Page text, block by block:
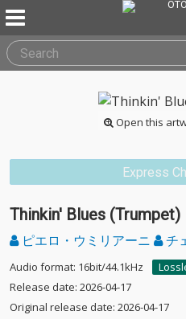
Open this
Express
Thinkin' Blues (Trumpet)
ピエロ・ウミリアーニ チ
Audio format: 16bit/44.1kHz
Release date: 2026-04-17
Original release date: 2026-04-17